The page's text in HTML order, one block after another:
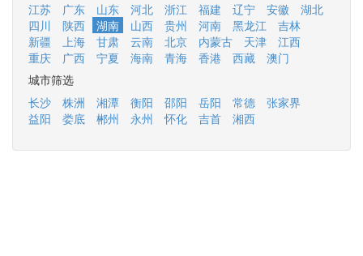
江苏 广东 山东 河北 浙江 福建 辽宁 安徽
湖北
四川
陕西 湖南 山西 贵州 河南 黑龙江
吉林
新疆
上海 甘肃 云南 北京 内蒙古 天津
江西
重庆
广西 宁夏 海南 青海 香港 西藏
澳门
城市筛选
长沙
株洲 湘潭 衡阳 邵阳 岳阳 常德
张家界
益阳
娄底 郴州 永州 怀化 吉首 湘西